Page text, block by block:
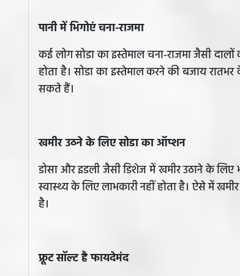
पानी में भिगोएं चना-राजमा
कई लोग सोडा का इस्तेमाल चना-राजमा जैसी
होता है। सोडा का इस्तेमाल करने की बजाय
सकते हैं।
खमीर उठने के लिए सोडा का ऑप्शन
डोसा और इडली जैसी डिशेज में खमीर उठाने के लिए
स्वास्थ्य के लिए लाभकारी नहीं होता है। ऐसे में
है।
फ्रूट सॉल्ट है फायदेमंद